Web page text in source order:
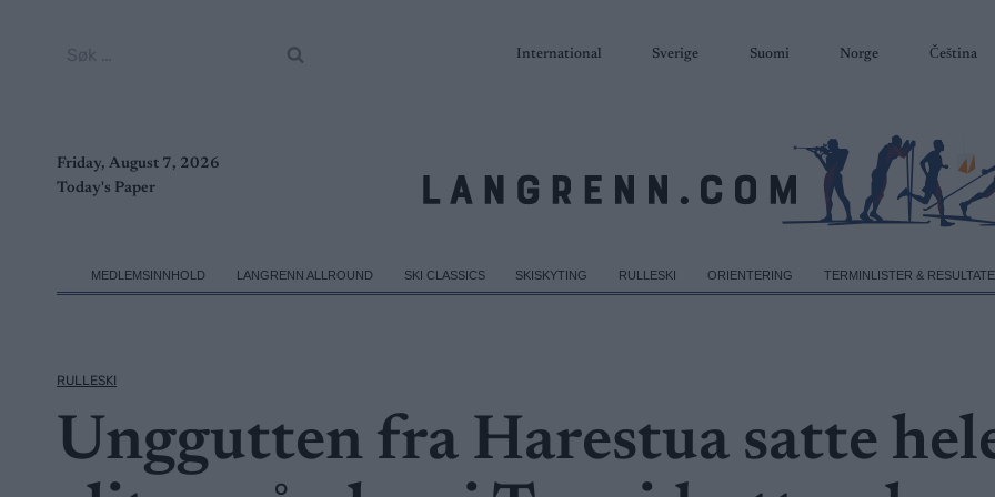
International Sverige Suomi Norge Čeština
Friday, August 7, 2026
Today's Paper
MEDLEMSINNHOLD LANGRENN ALLROUND SKI CLASSICS SKISKYTING RULLESKI ORIENTERING TERMINLISTER &
RULLESKI
Unggutten fra Harestua satte